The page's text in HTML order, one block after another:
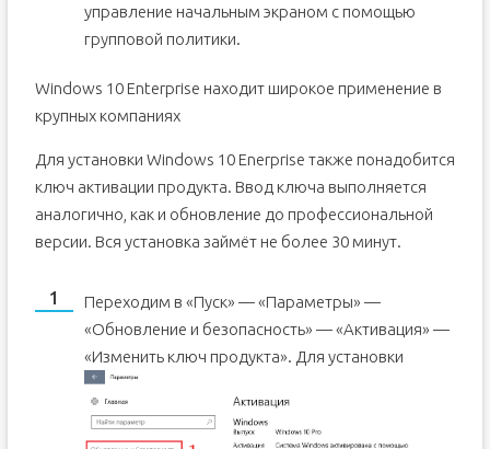
управление начальным экраном с помощью
групповой политики.
Windows 10 Enterprise находит широкое применение в
крупных компаниях
Для установки Windows 10 Enerprise также понадобится
ключ активации продукта. Ввод ключа выполняется
аналогично, как и обновление до профессиональной
версии. Вся установка займёт не более 30 минут.
Переходим в «Пуск» — «Параметры» —
«Обновление и безопасность» — «Активация» —
«Изменить ключ продукта». Для установки